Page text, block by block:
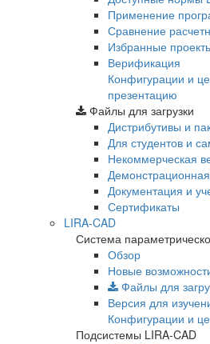
Применение
Сравнение
Избранные
Верификация
Конфигурации и
презентацию
Файлы для загрузки
Дистрибутивы и
Для студентов и
Некоммерческая
Документация и
Сертификаты
LIRA-CAD
Система
Обзор
Новые
Файлы для
Версия для
Конфигурации и
Подсистемы LIRA-CAD